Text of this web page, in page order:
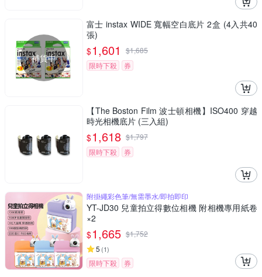
補貨中
富士 instax WIDE 寬幅空白底片 2盒 (4入共40
張)
$1,601 $1,685
限時下殺
券
【The Boston Film 波士頓相機】ISO400 穿越
時光相機底片 (三入組)
$1,618 $1,797
限時下殺
券
附掛繩彩色筆/無需墨水/即拍即印
YT-JD30 兒童拍立得數位相機 附相機專用紙卷
×2
$1,665 $1,752
5 (1)
限時下殺 券